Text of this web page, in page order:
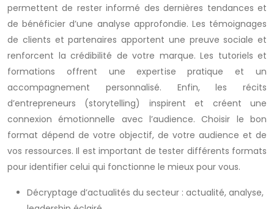
permettent de rester informé des dernières tendances et
de bénéficier d’une analyse approfondie. Les témoignages
de clients et partenaires apportent une preuve sociale et
renforcent la crédibilité de votre marque. Les tutoriels et
formations offrent une expertise pratique et un
accompagnement personnalisé. Enfin, les récits
d’entrepreneurs (storytelling) inspirent et créent une
connexion émotionnelle avec l’audience. Choisir le bon
format dépend de votre objectif, de votre audience et de
vos ressources. Il est important de tester différents formats
pour identifier celui qui fonctionne le mieux pour vous.
Décryptage d’actualités du secteur : actualité, analyse,